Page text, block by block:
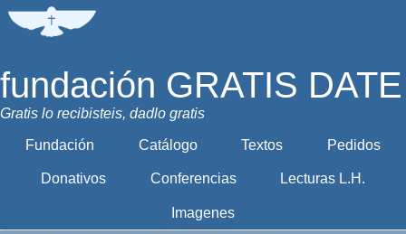
fundación GRATIS DATE
Gratis lo recibisteis, dadlo gratis
Fundación Catálogo Textos Pedidos
Donativos Conferencias Lecturas L.H.
Imagenes